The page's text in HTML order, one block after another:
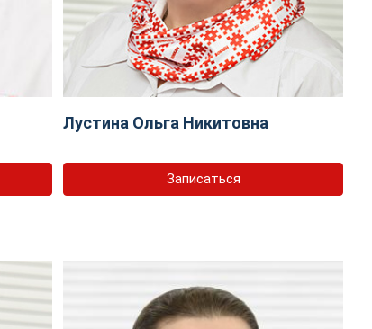
Лустина Ольга Никитовна
Записаться